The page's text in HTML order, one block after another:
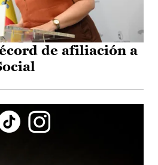
de afiliación a